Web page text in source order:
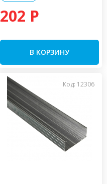
202 P
В КОРЗИНУ
Код: 12306